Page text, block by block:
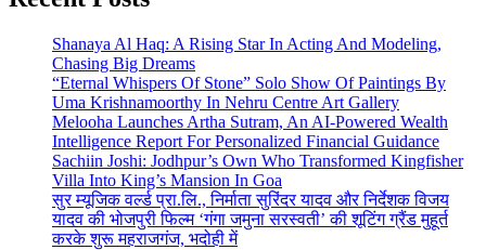
Shanaya Al Haq: A Rising Star In Acting And Modeling,
Chasing Big Dreams
“Eternal Whispers Of Stone” Solo Show Of Paintings By
Uma Krishnamoorthy In Nehru Centre Art Gallery
Melooha Launches Artha Sutram, An AI-Powered Wealth
Intelligence Report For Personalized Financial Guidance
Sachiin Joshi: Jodhpur’s Own Who Transformed Kingfisher
Villa Into King’s Mansion In Goa
सुर म्यूजिक वर्ल्ड प्रा.लि., निर्माता सुरिंदर यादव और निर्देशक विजय
यादव की भोजपुरी फिल्म ‘गंगा जमुना सरस्वती’ की शूटिंग ग्रैंड मुहूर्त
करके शुरू महराजगंज, भदोही में